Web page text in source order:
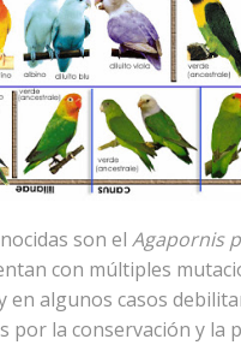
son elAgapornis
con múltiples
algunos casos
por la conservación y la